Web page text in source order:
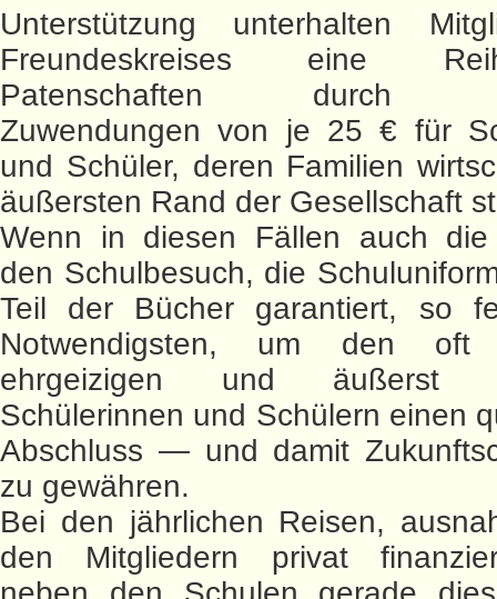
Unterstützung unterhalten
Freundeskreises eine
Patenschaften durch
Zuwendungen von je 25 € für
und Schüler, deren Familien
äußersten Rand der Gesellschaft
Wenn in diesen Fällen auch die
den Schulbesuch, die
Teil der Bücher garantiert, so
Notwendigsten, um den oft
ehrgeizigen und äußerst
Schülerinnen und Schülern einen
Abschluss — und damit
zu gewähren.
Bei den jährlichen Reisen,
den Mitgliedern privat